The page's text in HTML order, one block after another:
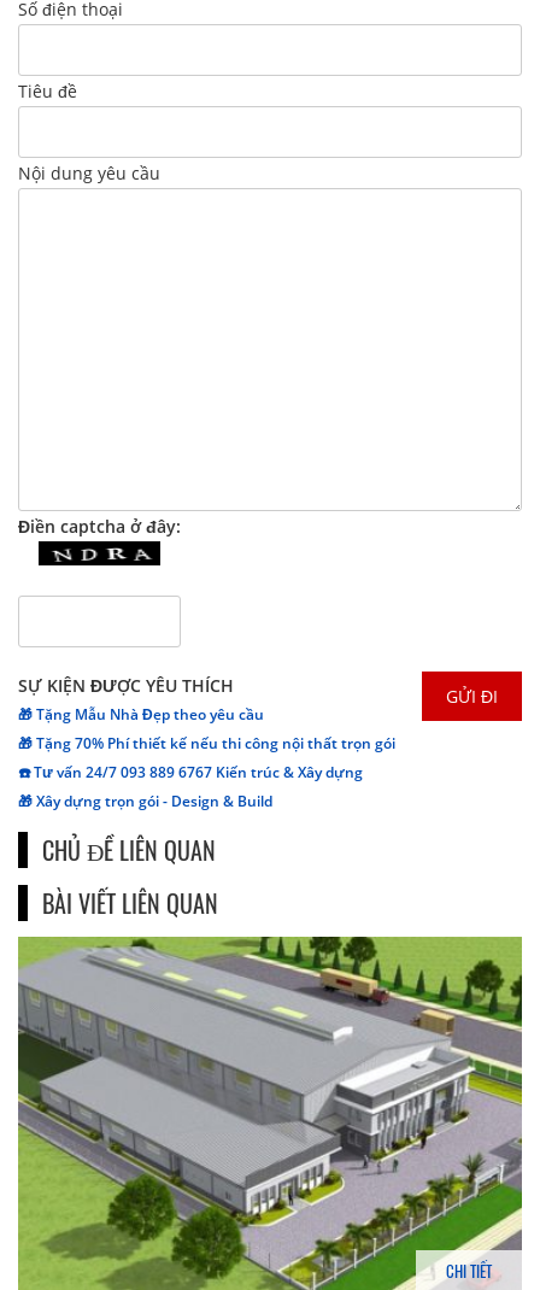
Số điện thoại
Tiêu đề
Nội dung yêu cầu
Điền captcha ở đây:
SỰ KIỆN ĐƯỢC YÊU THÍCH
🎁 Tặng Mẫu Nhà Đẹp theo yêu cầu
🎁 Tặng 70% Phí thiết kế nếu thi công nội thất trọn gói
☎️ Tư vấn 24/7 093 889 6767 Kiến trúc & Xây dựng
🎁 Xây dựng trọn gói - Design & Build
CHỦ ĐỀ LIÊN QUAN
BÀI VIẾT LIÊN QUAN
CHI TIẾT